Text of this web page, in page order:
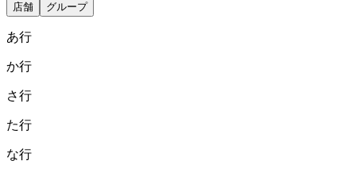
店舗 グループ
あ行
か行
さ行
た行
な行